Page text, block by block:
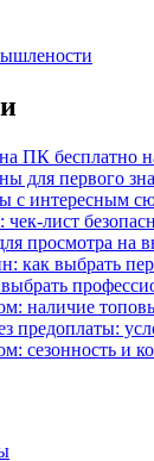
ПК бесплатно
для первого
с интересным
лист
просмотра на
как выбрать
наличие
предоплаты:
сезонность и